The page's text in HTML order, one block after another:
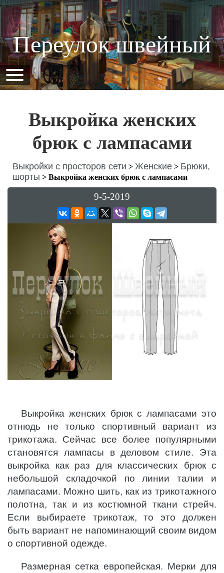
Переулок швейный
Выкройка женских
брюк с лампасами
Выкройки с просторов сети > Женские > Брюки,
шорты > Выкройка женских брюк с лампасами
9-5-2019
Выкройка женских брюк с лампасами это
отнюдь не только спортивный вариант из
трикотажа. Сейчас все более популярными
становятся лампасы в деловом стиле. Эта
выкройка как раз для классических брюк с
небольшой складочкой по линии талии и
лампасами. Можно шить, как из трикотажного
полотна, так и из костюмной ткани стрейч.
Если выбираете трикотаж, то это должен
быть вариант не напоминающий своим видом
о спортивной одежде.
Размерная сетка европейская. Мерки для